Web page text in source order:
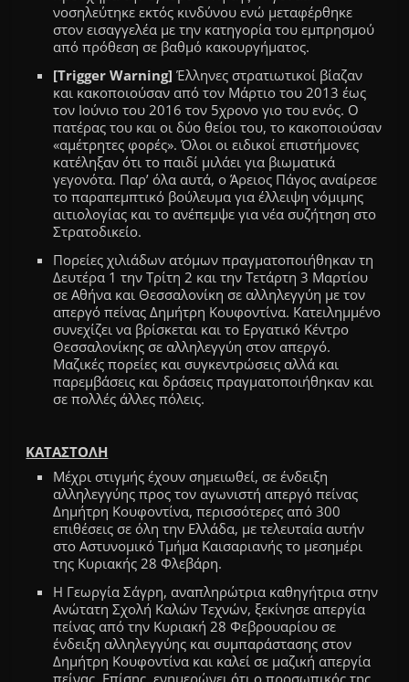
νοσηλεύτηκε εκτός κινδύνου ενώ μεταφέρθηκε
στον εισαγγελέα με την κατηγορία του εμπρησμού
από πρόθεση σε βαθμό κακουργήματος.
[Trigger Warning]Έλληνες στρατιωτικοί βίαζαν
και κακοποιούσαν από τον Μάρτιο του 2013 έως
τον Ιούνιο του 2016 τον 5χρονο γιο του ενός. Ο
πατέρας του και οι δύο θείοι του, το κακοποιούσαν
«αμέτρητες φορές». Όλοι οι ειδικοί επιστήμονες
κατέληξαν ότι το παιδί μιλάει για βιωματικά
γεγονότα. Παρ’ όλα αυτά, ο Άρειος Πάγος αναίρεσε
το παραπεμπτικό βούλευμα για έλλειψη νόμιμης
αιτιολογίας και το ανέπεμψε για νέα συζήτηση στο
Στρατοδικείο.
Πορείες χιλιάδων ατόμων πραγματοποιήθηκαν τη
Δευτέρα 1 την Τρίτη 2 και την Τετάρτη 3 Μαρτίου
σε Αθήνα και Θεσσαλονίκη σε αλληλεγγύη με τον
απεργό πείνας Δημήτρη Κουφοντίνα. Κατειλημμένο
συνεχίζει να βρίσκεται και το Εργατικό Κέντρο
Θεσσαλονίκης σε αλληλεγγύη στον απεργό.
Μαζικές πορείες και συγκεντρώσεις αλλά και
παρεμβάσεις και δράσεις πραγματοποιήθηκαν και
σε πολλές άλλες πόλεις.
ΚΑΤΑΣΤΟΛΗ
Μέχρι στιγμής έχουν σημειωθεί, σε ένδειξη
αλληλεγγύης προς τον αγωνιστή απεργό πείνας
Δημήτρη Κουφοντίνα, περισσότερες από 300
επιθέσεις σε όλη την Ελλάδα, με τελευταία αυτήν
στο Αστυνομικό Τμήμα Καισαριανής το μεσημέρι
της Κυριακής 28 Φλεβάρη.
Η Γεωργία Σάγρη, αναπληρώτρια καθηγήτρια στην
Ανώτατη Σχολή Καλών Τεχνών, ξεκίνησε απεργία
πείνας από την Κυριακή 28 Φεβρουαρίου σε
ένδειξη αλληλεγγύης και συμπαράστασης στον
Δημήτρη Κουφοντίνα και καλεί σε μαζική απεργία